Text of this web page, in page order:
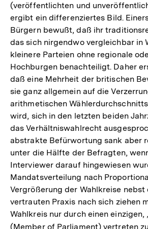
(veröffentlichten und
ergibt ein differenziertes Bild.
Bürgern bewußt, daß ihr
das sich nirgendwo vergleichbar in
kleinere Parteien ohne regionale
Hochburgen benachteiligt. Daher
daß eine Mehrheit der britischen
sie ganz allgemein auf die
arithmetischen
wird, sich in den letzten beiden
das Verhältniswahlrecht
abstrakte Befürwortung sank aber
unter die Hälfte der Befragten,
Interviewer darauf hingewiesen
Mandatsverteilung nach
Vergrößerung der Wahlkreise
vertrauten Praxis nach sich ziehen
Wahlkreis nur durch einen einzigen,
(Member of Parliament) vertreten